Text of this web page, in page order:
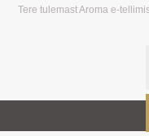
Tere tulemast Aroma e-